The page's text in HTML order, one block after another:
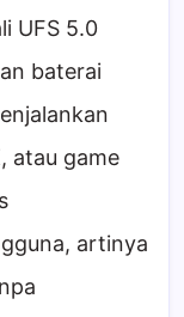
UFS 5.0
baterai
atau game
artinya